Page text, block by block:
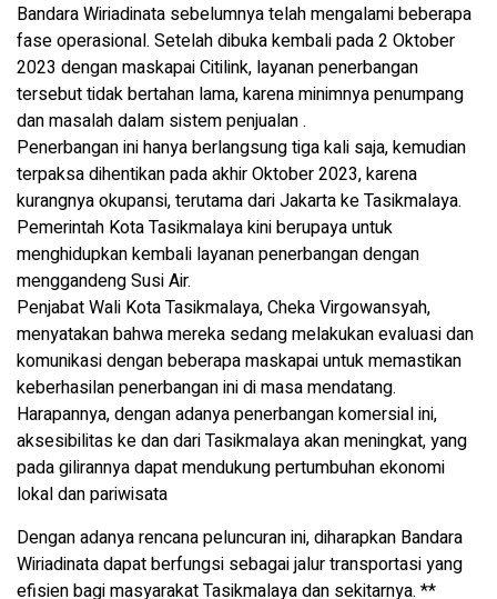
Bandara Wiriadinata sebelumnya telah mengalami beberapa
fase operasional. Setelah dibuka kembali pada 2 Oktober
2023 dengan maskapai Citilink, layanan penerbangan
tersebut tidak bertahan lama, karena minimnya penumpang
dan masalah dalam sistem penjualan .
Penerbangan ini hanya berlangsung tiga kali saja, kemudian
terpaksa dihentikan pada akhir Oktober 2023, karena
kurangnya okupansi, terutama dari Jakarta ke Tasikmalaya.
Pemerintah Kota Tasikmalaya kini berupaya untuk
menghidupkan kembali layanan penerbangan dengan
menggandeng Susi Air.
Penjabat Wali Kota Tasikmalaya, Cheka Virgowansyah,
menyatakan bahwa mereka sedang melakukan evaluasi dan
komunikasi dengan beberapa maskapai untuk memastikan
keberhasilan penerbangan ini di masa mendatang.
Harapannya, dengan adanya penerbangan komersial ini,
aksesibilitas ke dan dari Tasikmalaya akan meningkat, yang
pada gilirannya dapat mendukung pertumbuhan ekonomi
lokal dan pariwisata
Dengan adanya rencana peluncuran ini, diharapkan Bandara
Wiriadinata dapat berfungsi sebagai jalur transportasi yang
efisien bagi masyarakat Tasikmalaya dan sekitarnya. **